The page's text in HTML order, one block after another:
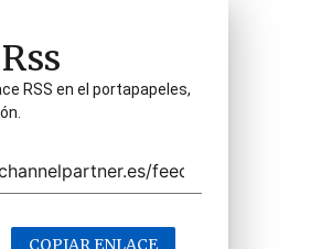
RSS en el portapapeles,
COPIAR ENLACE